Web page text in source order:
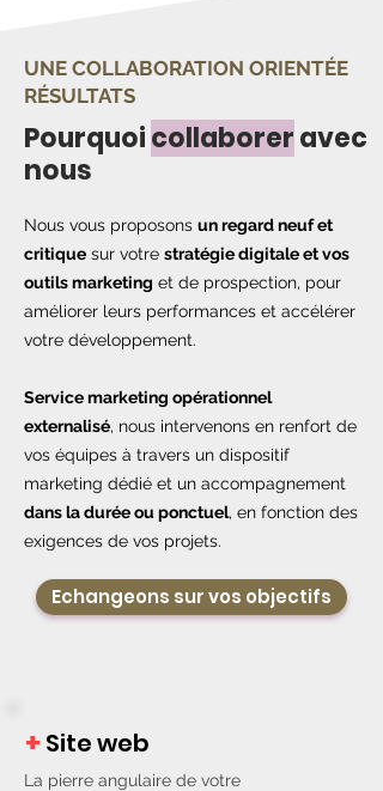
UNE COLLABORATION ORIENTÉE
RÉSULTATS
Pourquoicollaboreravec
nous
Nous vous proposons un regard neuf et
critique sur votre stratégie digitale et vos
outils marketing et de prospection, pour
améliorer leurs performances et accélérer
votre développement.
Service marketing opérationnel
externalisé, nous intervenons en renfort de
vos équipes à travers un dispositif
marketing dédié et un accompagnement
dans la durée ou ponctuel, en fonction des
exigences de vos projets.
Echangeons sur vos objectifs
+ Site web
La pierre angulaire de votre